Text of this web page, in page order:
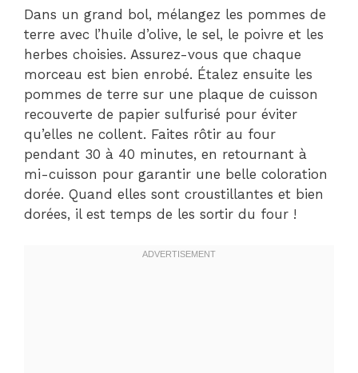
Dans un grand bol, mélangez les pommes de
terre avec l’huile d’olive, le sel, le poivre et les
herbes choisies. Assurez-vous que chaque
morceau est bien enrobé. Étalez ensuite les
pommes de terre sur une plaque de cuisson
recouverte de papier sulfurisé pour éviter
qu’elles ne collent. Faites rôtir au four
pendant 30 à 40 minutes, en retournant à
mi-cuisson pour garantir une belle coloration
dorée. Quand elles sont croustillantes et bien
dorées, il est temps de les sortir du four !